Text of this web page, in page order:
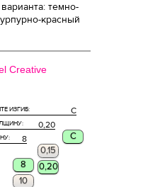
темно-
красный
Creative
C
ИЗГИБ:
0,20
8
C
0,15
0,20
8
10